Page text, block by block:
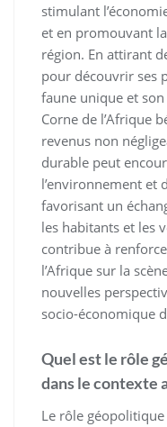
stimulant
et en promouvant
région. En attirant
pour découvrir ses
faune unique et
Corne de l’Afrique
revenus non
durable peut
l’environnement et
favorisant un
les habitants et les
contribue à
l’Afrique sur la
nouvelles
socio-économique
Quel est le rôle
dans le contexte
Le rôle